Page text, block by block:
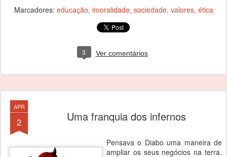
Marcadores: educação imoralidade sociedade valores ética
3 Ver comentários
APR
2 Uma franquia dos infernos
Pensava o Diabo uma maneira de
ampliar os seus negócios na terra.